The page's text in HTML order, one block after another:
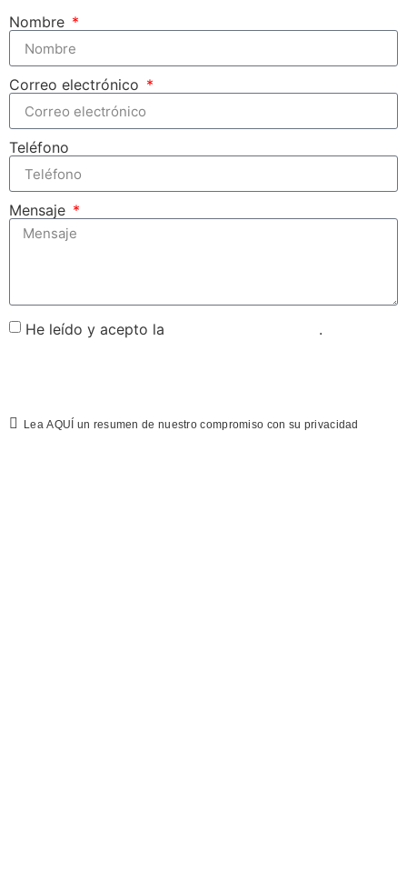
Nombre
Correo electrónico
Teléfono
Mensaje
He leído y acepto la .
LeaAQUÍ un resumen de nuestro compromiso con su privacidad